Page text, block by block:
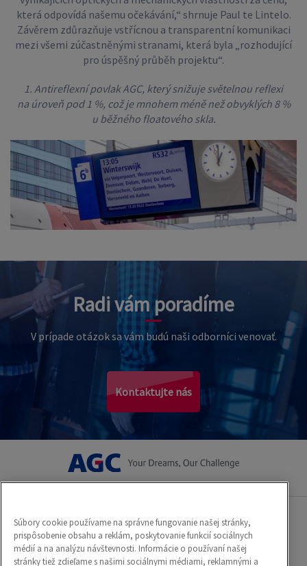
která odpovídá našemu očekávání,“ shrnuje Paul te Lintelo.
Závěrem zdůrazňuje vstřícnou a transparentní komunikaci
mezi všemi zúčastněnými stranami, která byla „rozhodující
pro úspěšný průběh projektu“.
1. Antireflexní povlak AGC, který snižuje světelnou reflexi
na úroveň pod 1 %, což je mnohem méně než obvyklých 8 %
u běžného floatového skla.
Radi vám poradíme
V prípade otázok sa vám budú naši odborníci venovať.
Kontaktujte nás
Zásady ochrany osobných údajov
Súbory cookie používame na správne fungovanie našej stránky,
prispôsobenie obsahu a reklám, poskytovanie funkcií sociálnych
médií a na analýzu návštevnosti. Informácie o používaní našej
stránky tiež zdieľame s našimi sociálnymi médiami, reklamnými a